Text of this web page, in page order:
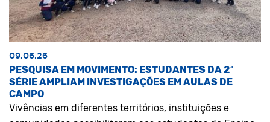
09.06.26
PESQUISA EM MOVIMENTO: ESTUDANTES DA 2ª
SÉRIE AMPLIAM INVESTIGAÇÕES EM AULAS DE
CAMPO
Vivências em diferentes territórios, instituições e